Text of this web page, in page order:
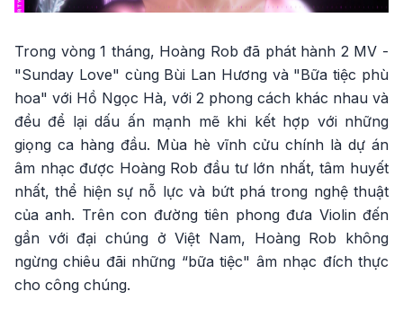
Trong vòng 1 tháng, Hoàng Rob đã phát hành 2 MV -
"Sunday Love" cùng Bùi Lan Hương và "Bữa tiệc phù
hoa" với Hồ Ngọc Hà, với 2 phong cách khác nhau và
đều để lại dấu ấn mạnh mẽ khi kết hợp với những
giọng ca hàng đầu. Mùa hè vĩnh cửu chính là dự án
âm nhạc được Hoàng Rob đầu tư lớn nhất, tâm huyết
nhất, thể hiện sự nỗ lực và bứt phá trong nghệ thuật
của anh. Trên con đường tiên phong đưa Violin đến
gần với đại chúng ở Việt Nam, Hoàng Rob không
ngừng chiêu đãi những “bữa tiệc" âm nhạc đích thực
cho công chúng.